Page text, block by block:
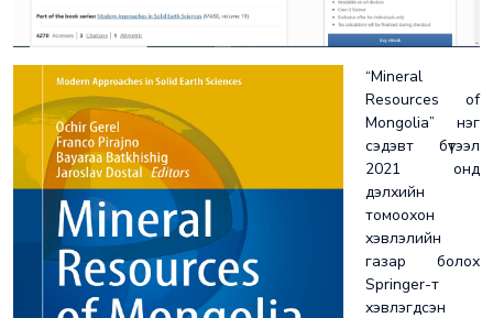
“Mineral
Resources of
Mongolia” нэг
сэдэвт бүтээл
2021 онд
дэлхийн
томоохон
хэвлэлийн
газар болох
Springer-т
хэвлэгдсэн